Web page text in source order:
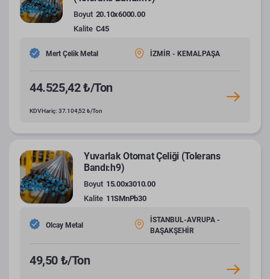
Boyut 20.10x6000.00
Kalite C45
Mert Çelik Metal İZMİR - KEMALPAŞA
44.525,42 ₺/Ton
KDV Hariç: 37.104,52 ₺/Ton
Yuvarlak Otomat Çeliği (Tolerans
Bandı:h9)
Boyut 15.00x3010.00
Kalite 11SMnPb30
Olcay Metal
İSTANBUL-AVRUPA -
BAŞAKŞEHİR
49,50 ₺/Ton